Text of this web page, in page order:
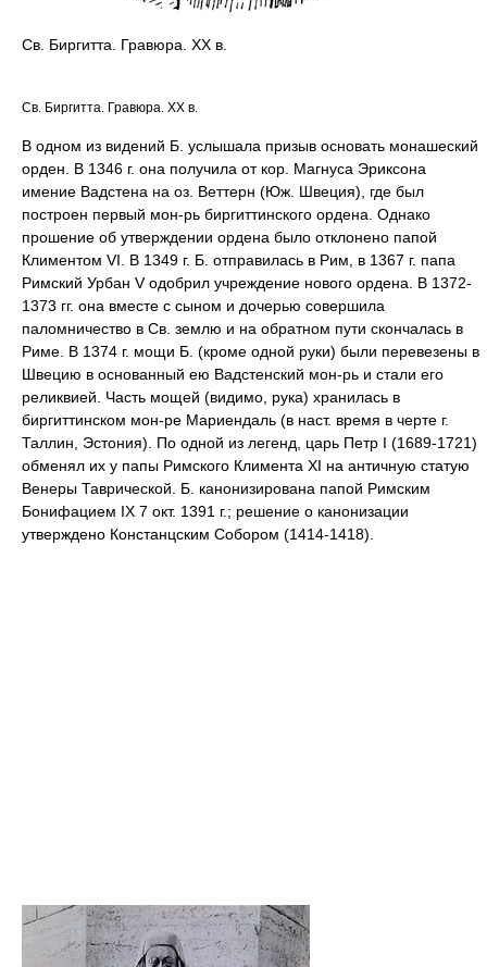
Св. Биргитта. Гравюра. ХХ в.
Св. Биргитта. Гравюра. ХХ в.
В одном из видений Б. услышала призыв основать монашеский
орден. В 1346 г. она получила от кор. Магнуса Эриксона
имение Вадстена на оз. Веттерн (Юж. Швеция), где был
построен первый мон-рь биргиттинского ордена. Однако
прошение об утверждении ордена было отклонено папой
Климентом VI. В 1349 г. Б. отправилась в Рим, в 1367 г. папа
Римский Урбан V одобрил учреждение нового ордена. В 1372-
1373 гг. она вместе с сыном и дочерью совершила
паломничество в Св. землю и на обратном пути скончалась в
Риме. В 1374 г. мощи Б. (кроме одной руки) были перевезены в
Швецию в основанный ею Вадстенский мон-рь и стали его
реликвией. Часть мощей (видимо, рука) хранилась в
биргиттинском мон-ре Мариендаль (в наст. время в черте г.
Таллин, Эстония). По одной из легенд, царь Петр I (1689-1721)
обменял их у папы Римского Климента XI на античную статую
Венеры Таврической. Б. канонизирована папой Римским
Бонифацием IX 7 окт. 1391 г.; решение о канонизации
утверждено Констанцским Собором (1414-1418).